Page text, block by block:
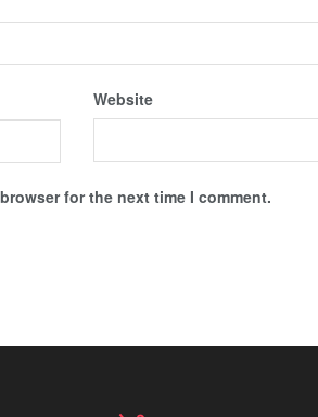
Website
for the next time I comment.